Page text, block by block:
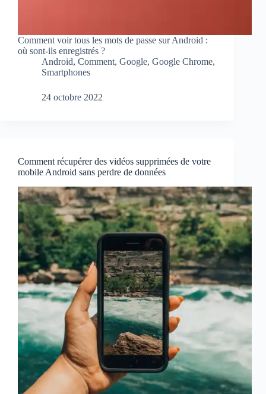
Comment voir tous les mots de passe sur Android :
où sont-ils enregistrés ?
Android, Comment, Google, Google Chrome,
Smartphones
24 octobre 2022
Comment récupérer des vidéos supprimées de votre
mobile Android sans perdre de données